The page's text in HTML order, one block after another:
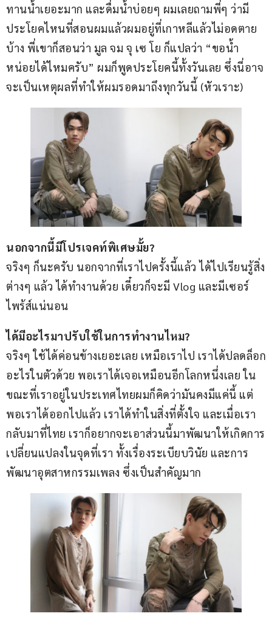
ทานน้ำเยอะมาก และดื่มน้ำบ่อยๆ ผมเลยถามพี่ๆ ว่ามี
ประโยคไหนที่สอนผมแล้วผมอยู่ที่เกาหลีแล้วไม่อดตาย
บ้าง พี่เขาก็สอนว่า มูล จม จุ เซ โย ก็แปลว่า “ขอน้ำ
หน่อยได้ไหมครับ” ผมก็พูดประโยคนี้ทั้งวันเลย ซึ่งนี่อาจ
จะเป็นเหตุผลที่ทำให้ผมรอดมาถึงทุกวันนี้ (หัวเราะ)
นอกจากนี้มีโปรเจคท์พิเศษมั้ย?
จริงๆ ก็นะครับ นอกจากที่เราไปครั้งนี้แล้ว ได้ไปเรียนรู้สิ่ง
ต่างๆ แล้ว ได้ทำงานด้วย เดี๋ยวก็จะมี Vlog และมีเซอร์
ไพร้ส์แน่นอน
ได้มีอะไรมาปรับใช้ในการทำงานไหม?
จริงๆ ใช้ได้ค่อนข้างเยอะเลย เหมือเราไป เราได้ปลดล็อก
อะไรในตัวด้วย พอเราได้เจอเหมือนอีกโลกหนึ่งเลย ใน
ขณะที่เราอยู่ในประเทศไทยผมก็คิดว่ามันคงมีแค่นี้ แต่
พอเราได้ออกไปแล้ว เราได้ทำในสิ่งที่ตั้งใจ และเมื่อเรา
กลับมาที่ไทย เราก็อยากจะเอาส่วนนี้มาพัฒนาให้เกิดการ
เปลี่ยนแปลงในจุดที่เรา ทั้งเรื่องระเบียบวินัย และการ
พัฒนาอุตสาหกรรมเพลง ซึ่งเป็นสำคัญมาก